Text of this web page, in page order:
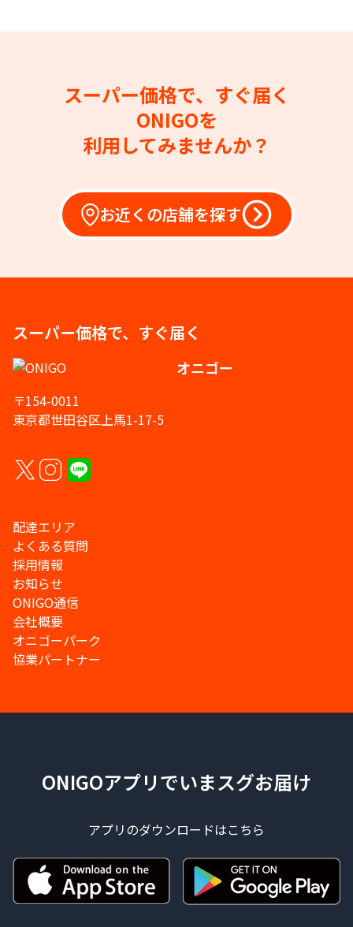
スーパー価格で、すぐ届く
ONIGOを
利用してみませんか？
お近くの店舗を探す
スーパー価格で、すぐ届く
オニゴー
〒154-0011
東京都世田谷区上馬1-17-5
配達エリア
よくある質問
採用情報
お知らせ
ONIGO通信
会社概要
オニゴーパーク
協業パートナー
ONIGOアプリでいまスグお届け
アプリのダウンロードはこちら